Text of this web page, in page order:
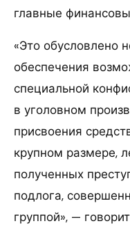
главные
«Это обусловлено
обеспечения
специальной
в уголовном
присвоения
крупном размере,
полученных
подлога,
группой», —